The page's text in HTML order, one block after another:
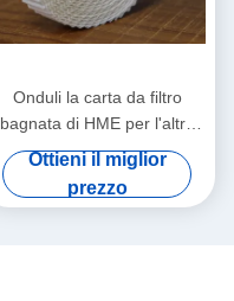
Onduli la carta da filtro
bagnata di HME per l'altro
Comsumables medico
Ottieni il miglior
prezzo